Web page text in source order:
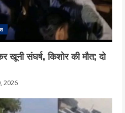
खूनी संघर्ष, किशोर की मौत; दो
2026